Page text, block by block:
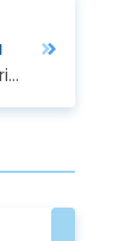
Ve dnech 6. – 8. listopadu se v Budapešti sešlo na 800 zástupců sítě Enterprise Europe Network, aby si během další výroční konference nasdíleli aktuality za…